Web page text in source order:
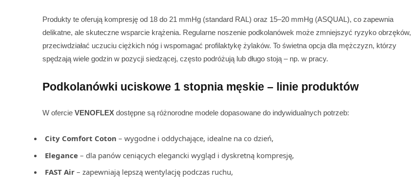
Produkty te oferują kompresję od 18 do 21 mmHg (standard RAL) oraz 15–20 mmHg (ASQUAL), co zapewnia
delikatne, ale skuteczne wsparcie krążenia. Regularne noszenie podkolanówek może zmniejszyć ryzyko obrzęków,
przeciwdziałać uczuciu ciężkich nóg i wspomagać profilaktykę żylaków. To świetna opcja dla mężczyzn, którzy
spędzają wiele godzin w pozycji siedzącej, często podróżują lub długo stoją – np. w pracy.
Podkolanówki uciskowe 1 stopnia męskie – linie produktów
W ofercie VENOFLEX dostępne są różnorodne modele dopasowane do indywidualnych potrzeb:
City Comfort Coton – wygodne i oddychające, idealne na co dzień,
Elegance – dla panów ceniących elegancki wygląd i dyskretną kompresję,
FAST Air – zapewniają lepszą wentylację podczas ruchu,